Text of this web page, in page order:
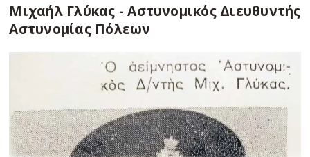
Μιχαήλ Γλύκας - Αστυνομικός Διευθυντής
Αστυνομίας Πόλεων